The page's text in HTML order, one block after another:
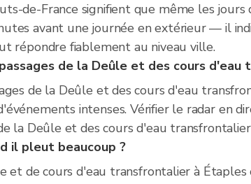
de-France signifient que même les
avant une journée en extérieur — il
répondre fiablement au niveau ville.
de la Deûle et des cours d'eau
de la Deûle et des cours d'eau
intenses. Vérifier le radar en
la Deûle et des cours d'eau
il pleut beaucoup ?
et de cours d'eau transfrontalier à